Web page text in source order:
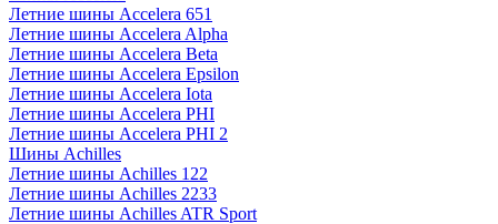
Летние шины Accelera 651
Летние шины Accelera Alpha
Летние шины Accelera Beta
Летние шины Accelera Epsilon
Летние шины Accelera Iota
Летние шины Accelera PHI
Летние шины Accelera PHI 2
Шины Achilles
Летние шины Achilles 122
Летние шины Achilles 2233
Летние шины Achilles ATR Sport